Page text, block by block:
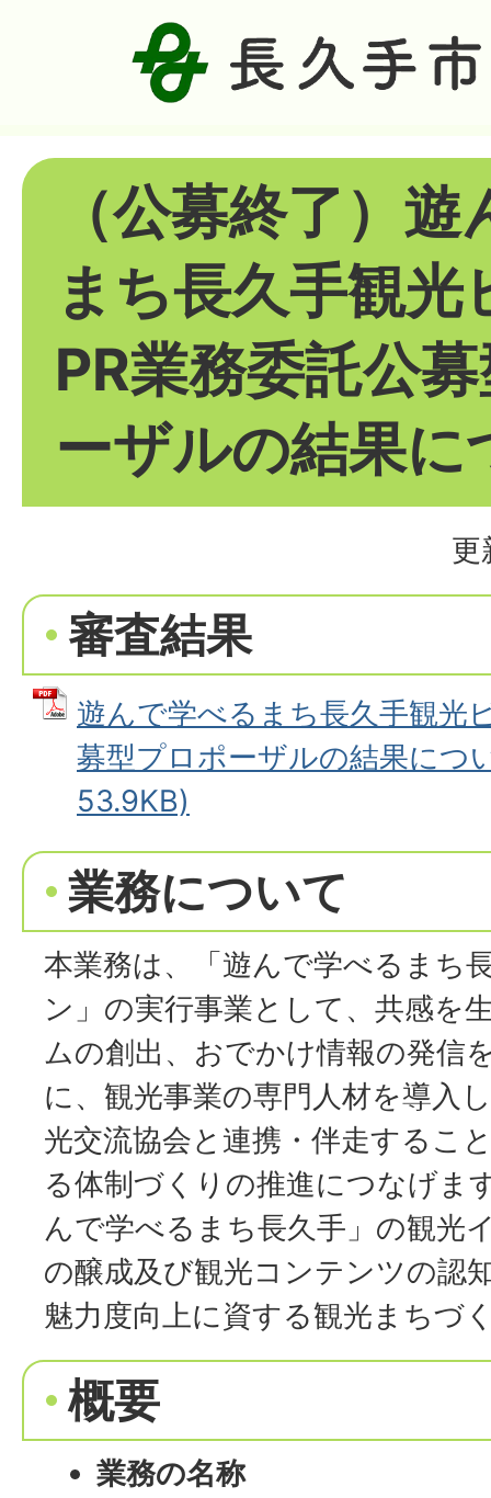
（公募終了）
まち長久手観光
PR業務委託公
ーザルの結果に
更
審査結果
遊んで学べるまち長久手観光
募型プロポーザルの結果につ
53.9KB)
業務について
本業務は、「遊んで学べるまち
ン」の実行事業として、共感を
ムの創出、おでかけ情報の発信
に、観光事業の専門人材を導入
光交流協会と連携・伴走するこ
る体制づくりの推進につなげま
んで学べるまち長久手」の観光
の醸成及び観光コンテンツの認
魅力度向上に資する観光まちづ
概要
業務の名称